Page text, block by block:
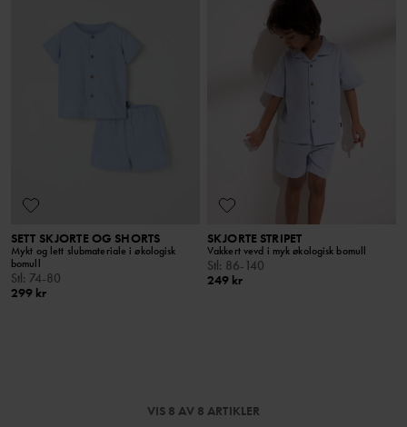
SETT SKJORTE OG SHORTS
Mykt og lett slubmateriale i økologisk
bomull
Stl : 74-80
299 kr
SKJORTE STRIPET
Vakkert vevd i myk økologisk bomull
Stl : 86-140
249 kr
VIS 8 AV 8 ARTIKLER